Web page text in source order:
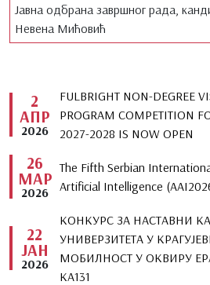
Јавна одбрана завршног рада,
Невена Мићовић
2
АПР
2026
FULBRIGHT NON-DEGREE
PROGRAM COMPETITION
2027-2028 IS NOW OPEN
26
МАР
2026
The Fifth Serbian
Artificial Intelligence
22
ЈАН
2026
КОНКУРС ЗА НАСТАВНИ
УНИВЕРЗИТЕТА У
МОБИЛНОСТ У ОКВИРУ
KA131